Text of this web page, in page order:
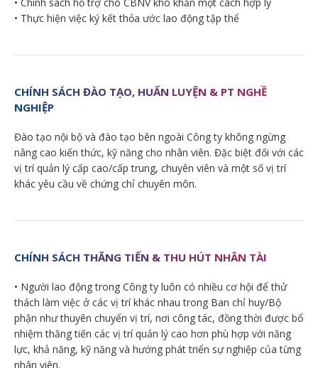
• Thực hiện việc ký kết thỏa ước lao động tập thể
CHÍNH SÁCH ĐÀO TẠO, HUẤN LUYỆN & PT NGHỀ
NGHIỆP
Đào tạo nội bộ và đào tạo bên ngoài Công ty không ngừng
nâng cao kiến thức, kỹ năng cho nhân viên. Đặc biệt đối với các
vị trí quản lý cấp cao/cấp trung, chuyên viên và một số vị trí
khác yêu cầu về chứng chỉ chuyên môn.
CHÍNH SÁCH THĂNG TIẾN & THU HÚT NHÂN TÀI
• Người lao động trong Công ty luôn có nhiều cơ hội để thử
thách làm việc ở các vị trí khác nhau trong Ban chỉ huy/Bộ
phận như thuyên chuyển vị trí, nơi công tác, đồng thời được bổ
nhiệm thăng tiến các vị trí quản lý cao hơn phù hợp với năng
lực, khả năng, kỹ năng và hướng phát triển sự nghiệp của từng
nhân viên.